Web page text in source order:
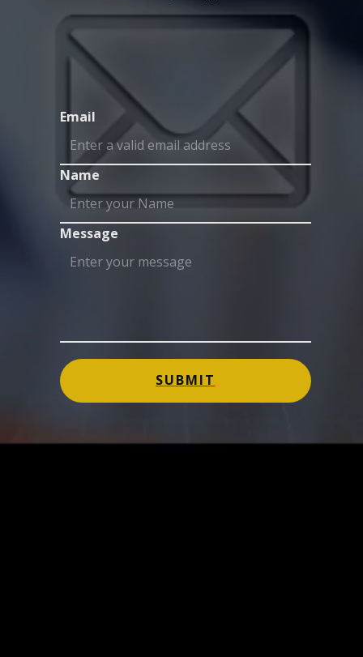
Email
Name
Message
SUBMIT